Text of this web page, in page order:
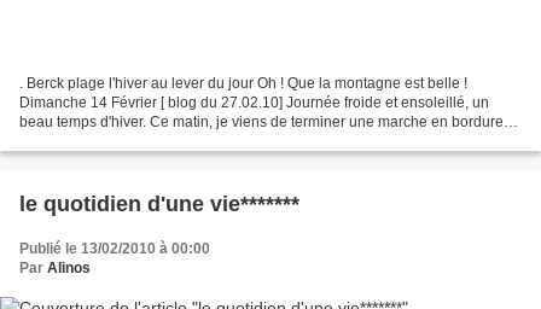
. Berck plage l'hiver au lever du jour Oh ! Que la montagne est belle !
Dimanche 14 Février [ blog du 27.02.10] Journée froide et ensoleillé, un
beau temps d'hiver. Ce matin, je viens de terminer une marche en bordure
le quotidien d'une vie*******
Publié le 13/02/2010 à 00:00
Par Alinos